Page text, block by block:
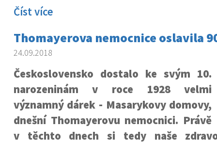
Číst více
Thomayerova nemocnice oslavila
24.09.2018
Československo dostalo ke svým 10.
narozeninám v roce 1928 velmi
významný dárek - Masarykovy domovy,
dnešní Thomayerovu nemocnici. Právě
v těchto dnech si tedy naše